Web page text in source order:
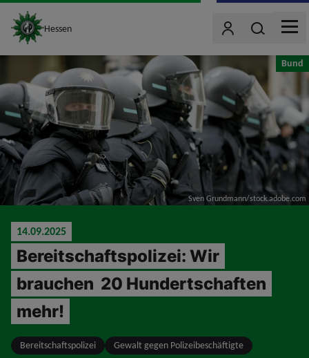
site_logo
Hessen BenutzerWonach
MENU
Sven Grundmann/stock.adobe.com
Bund
14.09.2025
Bereitschaftspolizei: Wir
brauchen 20 Hundertschaften
mehr!
Bereitschaftspolizei Gewalt gegen Polizeibeschäftigte